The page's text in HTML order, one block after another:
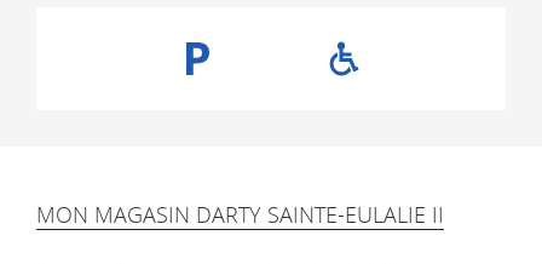
MON MAGASIN DARTY SAINTE-EULALIE II